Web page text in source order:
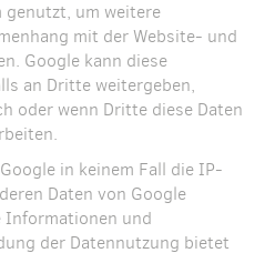
genutzt, um weitere
mit der Website- und
Google kann diese
an Dritte weitergeben,
oder wenn Dritte diese Daten
in keinem Fall die IP-
Daten von Google
Informationen und
der Datennutzung bietet